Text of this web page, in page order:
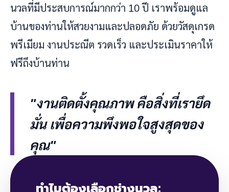
นวลที่มีประสบการณ์มากกว่า 10 ปี เราพร้อมดูแล
บ้านของท่านให้สวยงามและปลอดภัย ด้วยวัสดุเกรด
พรีเมียม งานประณีต รวดเร็ว และประเมินราคาให้
ฟรีถึงบ้านท่าน
"งานติดตั้งคุณภาพ คือสิ่งที่เรายึด
มั่น เพื่อความพึงพอใจสูงสุดของ
คุณ"